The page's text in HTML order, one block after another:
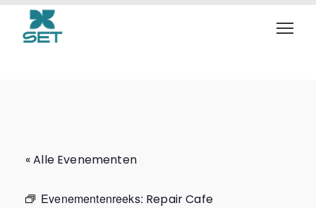
Repair Cafe
« Alle Evenementen
Evenementenreeks: Repair Cafe